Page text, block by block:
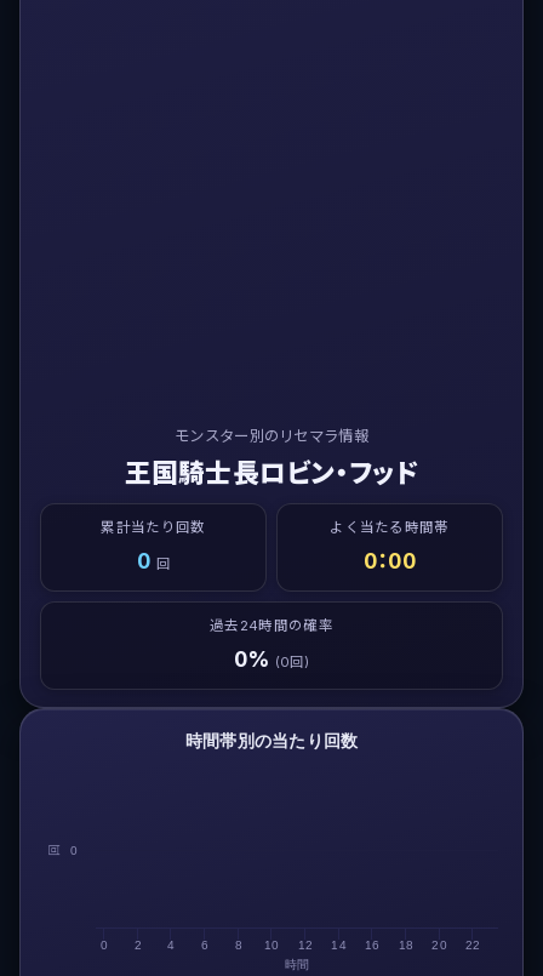
モンスター別のリセマラ情報
王国騎士長ロビン・フッド
累計当たり回数
0 回
よく当たる時間帯
0：00
過去24時間の確率
0% (0回)
時間
回
時間帯別の当たり回数
0 2 4 6 8 10 12 14 16 18 20 22
0